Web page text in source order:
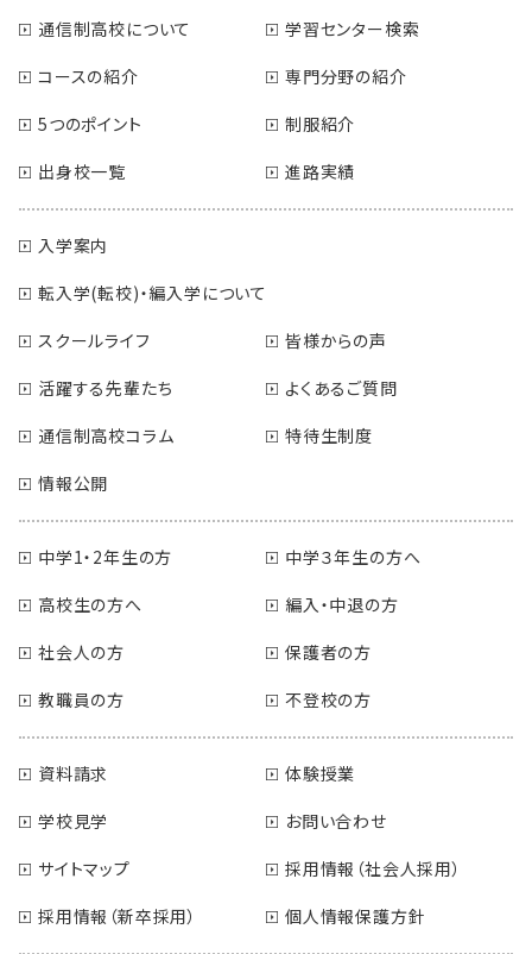
通信制高校について
学習センター検索
コースの紹介
専門分野の紹介
5つのポイント
制服紹介
出身校一覧
進路実績
入学案内
転入学(転校)・編入学について
スクールライフ
皆様からの声
活躍する先輩たち
よくあるご質問
通信制高校コラム
特待生制度
情報公開
中学1・2年生の方
中学３年生の方へ
高校生の方へ
編入・中退の方
社会人の方
保護者の方
教職員の方
不登校の方
資料請求
体験授業
学校見学
お問い合わせ
サイトマップ
採用情報（社会人採用）
採用情報（新卒採用）
個人情報保護方針